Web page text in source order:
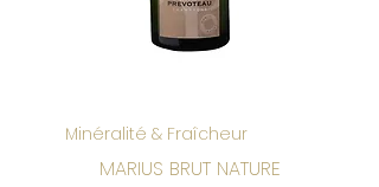
Minéralité & Fraîcheur
MARIUS BRUT NATURE